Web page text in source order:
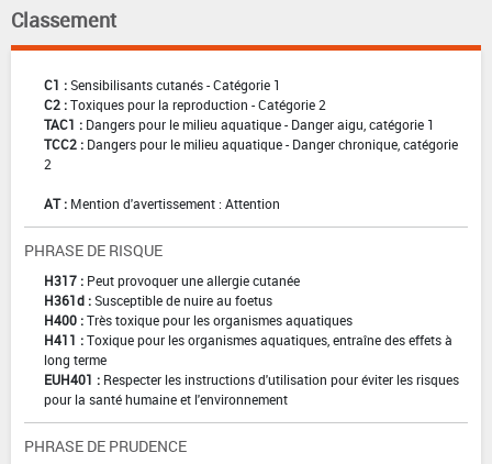
Classement
C1 :Sensibilisants cutanés - Catégorie 1
C2 :Toxiques pour la reproduction - Catégorie 2
TAC1 : Dangers pour le milieu aquatique - Danger aigu, catégorie 1
TCC2 : Dangers pour le milieu aquatique - Danger chronique, catégorie
2
AT : Mention d'avertissement : Attention
PHRASE DE RISQUE
H317 : Peut provoquer une allergie cutanée
H361d :Susceptible de nuire au foetus
H400 :Très toxique pour les organismes aquatiques
H411 :Toxique pour les organismes aquatiques, entraîne des effets à
long terme
EUH401 : Respecter les instructions d'utilisation pour éviter les risques
pour la santé humaine et l'environnement
PHRASE DE PRUDENCE